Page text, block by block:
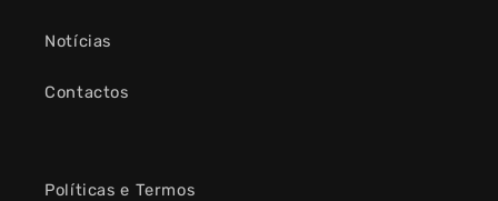
Notícias
Contactos
Políticas e Termos